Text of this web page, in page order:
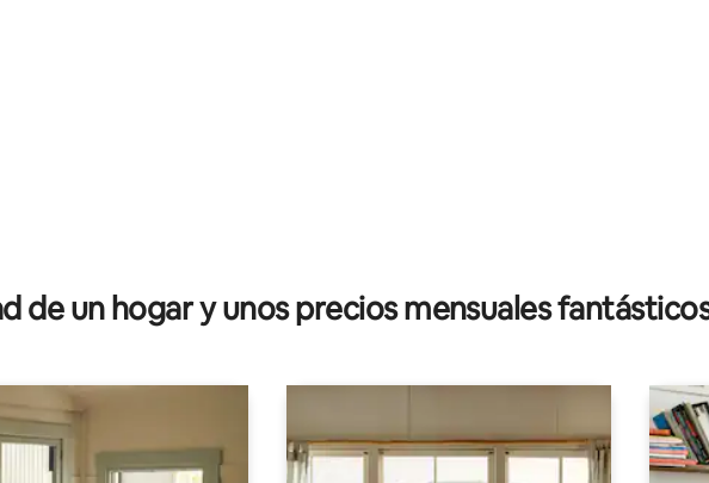
de 5, 78 reseñas
de un hogar y unos precios mensuales